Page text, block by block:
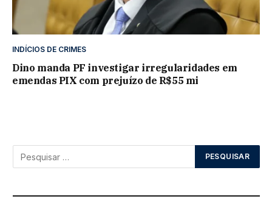
INDÍCIOS DE CRIMES
Dino manda PF investigar irregularidades em
emendas PIX com prejuízo de R$55 mi